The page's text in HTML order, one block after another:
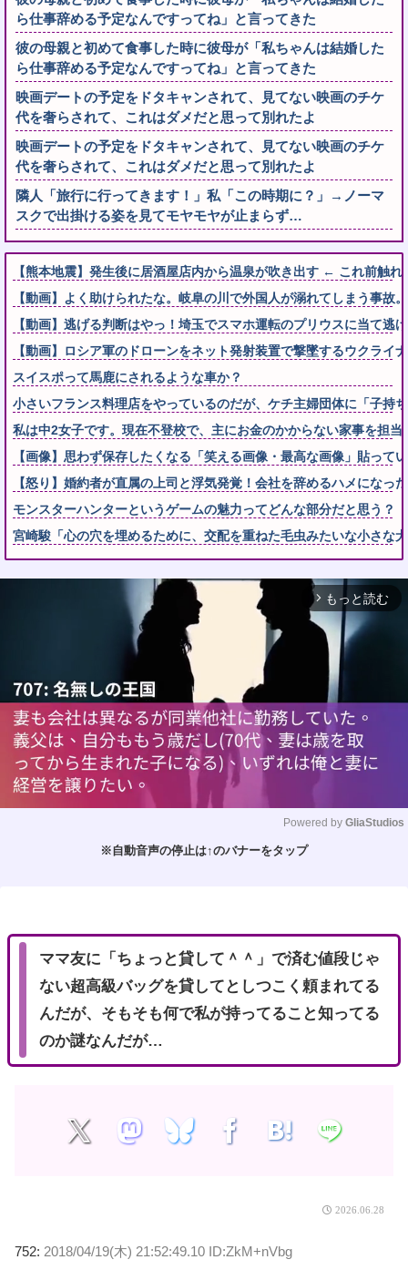
ら仕事辞める予定なんですってね」と言ってきた
彼の母親と初めて食事した時に彼母が「私ちゃんは結婚した
ら仕事辞める予定なんですってね」と言ってきた
映画デートの予定をドタキャンされて、見てない映画のチケ
代を奢らされて、これはダメだと思って別れたよ
映画デートの予定をドタキャンされて、見てない映画のチケ
代を奢らされて、これはダメだと思って別れたよ
隣人「旅行に行ってきます！」私「この時期に？」→ノーマ
スクで出掛ける姿を見てモヤモヤが止まらず…
【熊本地震】発生後に居酒屋店内から温泉が吹き出す ← これ前触れ
【動画】よく助けられたな。岐阜の川で外国人が溺れてしまう事故。
【動画】逃げる判断はやっ！埼玉でスマホ運転のプリウスに当て逃
【動画】ロシア軍のドローンをネット発射装置で撃墜するウクライ
スイスポって馬鹿にされるような車か？
小さいフランス料理店をやっているのだが、ケチ主婦団体に「子持
私は中2女子です。現在不登校で、主にお金のかからない家事を担当
【画像】思わず保存したくなる「笑える画像・最高な画像」貼って
【怒り】婚約者が直属の上司と浮気発覚！会社を辞めるハメになっ
モンスターハンターというゲームの魅力ってどんな部分だと思う？
宮崎駿「心の穴を埋めるために、交配を重ねた毛虫みたいな小さな
arrow_forward_ios もっと読む
Powered by GliaStudios
※自動音声の停止は↑のバナーをタップ
ママ友に「ちょっと貸して＾＾」で済む値段じゃ
ない超高級バッグを貸してとしつこく頼まれてる
んだが、そもそも何で私が持ってること知ってる
のか謎なんだが…
2026.06.28
752: 2018/04/19(木) 21:52:49.10 ID:ZkM+nVbg